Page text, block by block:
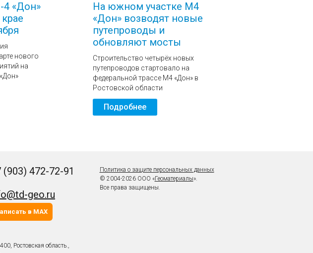
«Дон»
нового
на
На южном участке М4
«Дон» возводят новые
путепроводы и
обновляют мосты
Строительство четырёх новых
путепроводов стартовало на
федеральной трассе М4 «Дон» в
Ростовской области
Подробнее
(903) 472-72-91
geo.ru
в MAX
Ростовская область.,
Политика о защите персональных данных
© 2004-2026 ООО «Геоматериалы».
Все права защищены.